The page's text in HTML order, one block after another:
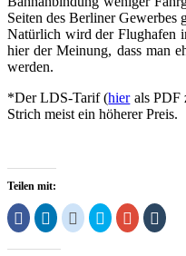
Seiten des Berliner Gewerbes
Natürlich wird der Flughafen
hier der Meinung, dass man
werden.
*Der LDS-Tarif (hierals PDF
Strich meist ein höherer Preis.
Teilen mit:
Klick,
um
Facebook
Klick,
um
LinkedIn
Klick,
um
Klick,
um
über
Zum
Teilen
Klick,
um